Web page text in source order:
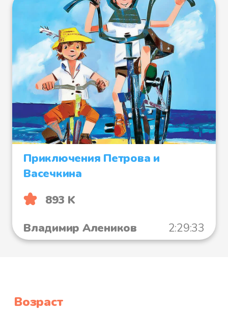
Приключения Петрова и
Васечкина
893 K
Владимир Алеников
2:29:33
Возраст